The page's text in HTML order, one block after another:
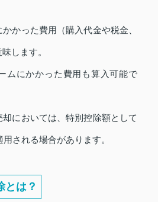
かった費用（購入代金や税金、
します。
ムにかかった費用も算入可能で
においては、特別控除額として
される場合があります。
とは？